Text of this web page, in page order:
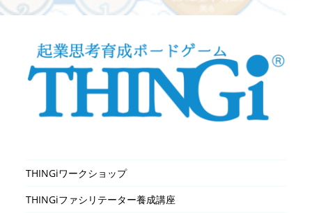
THINGiワークショップ
THINGiファシリテーター養成講座